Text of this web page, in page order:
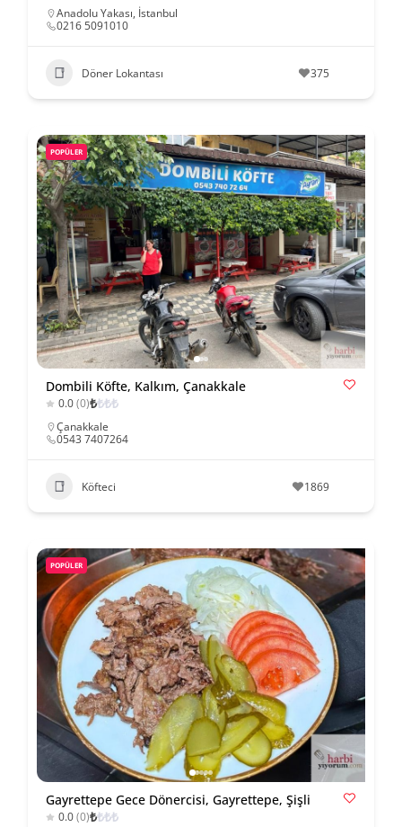
Anadolu Yakası, İstanbul
0216 5091010
Döner Lokantası 375
POPÜLER
Dombili Köfte, Kalkım, Çanakkale
0.0(0)₺₺₺₺
Çanakkale
0543 7407264
Köfteci 1869
POPÜLER
Gayrettepe Gece Dönercisi, Gayrettepe, Şişli
0.0(0)₺₺₺₺